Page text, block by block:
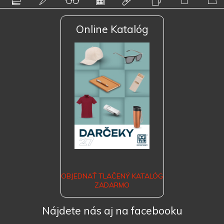
Online Katalóg
OBJEDNAŤ TLAČENÝ KATALÓG
ZADARMO
Nájdete nás aj na facebooku